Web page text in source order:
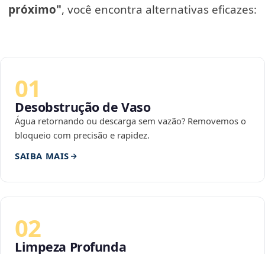
próximo", você encontra alternativas eficazes:
01
Desobstrução de Vaso
Água retornando ou descarga sem vazão? Removemos o
bloqueio com precisão e rapidez.
SAIBA MAIS
02
Limpeza Profunda